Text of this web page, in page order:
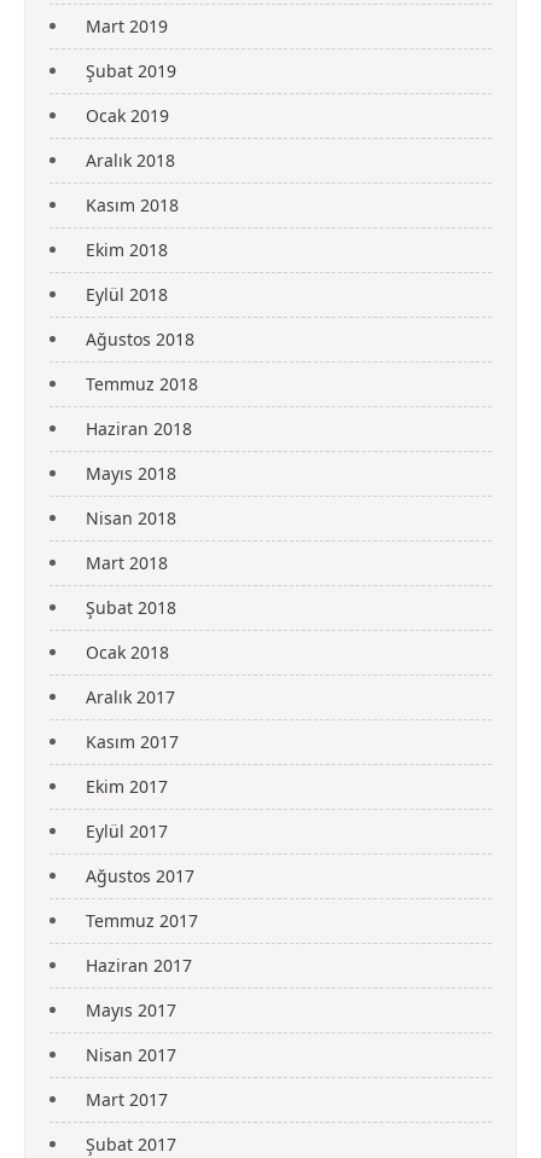
Mart 2019
Şubat 2019
Ocak 2019
Aralık 2018
Kasım 2018
Ekim 2018
Eylül 2018
Ağustos 2018
Temmuz 2018
Haziran 2018
Mayıs 2018
Nisan 2018
Mart 2018
Şubat 2018
Ocak 2018
Aralık 2017
Kasım 2017
Ekim 2017
Eylül 2017
Ağustos 2017
Temmuz 2017
Haziran 2017
Mayıs 2017
Nisan 2017
Mart 2017
Şubat 2017